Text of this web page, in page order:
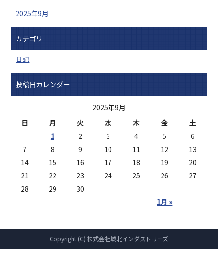
2025年9月
カテゴリー
日記
投稿日カレンダー
2025年9月
日
月 火 水 木 金 土
1月 »
1 2 3 4 5
6
7
8 9 10 11 12
13
14
15 16 17 18 19
20
21
22 23 24 25 26
27
28
29 30
Copyright (C) 株式会社城北インダストリーズ